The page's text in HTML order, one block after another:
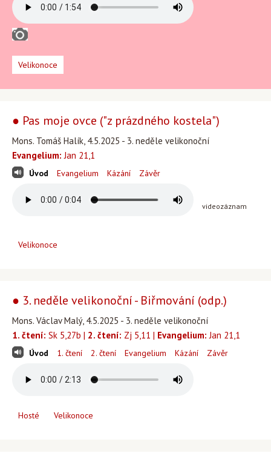
Velikonoce
● Pas moje ovce ("z prázdného kostela")
Mons. Tomáš Halík, 4.5.2025 - 3. neděle velikonoční
Evangelium: Jan 21,1
Úvod Evangelium Kázání Závěr
videozáznam
Velikonoce
● 3. neděle velikonoční - Biřmování (odp.)
Mons. Václav Malý, 4.5.2025 - 3. neděle velikonoční
1. čtení: Sk 5,27b | 2. čtení: Zj 5,11 | Evangelium: Jan 21,1
Úvod 1. čtení 2. čtení Evangelium Kázání Závěr
Hosté Velikonoce